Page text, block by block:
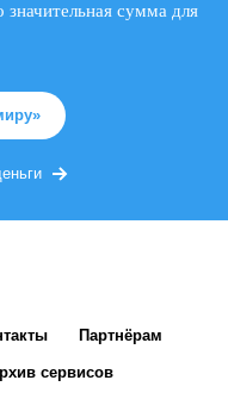
сумма для
Партнёрам
сервисов